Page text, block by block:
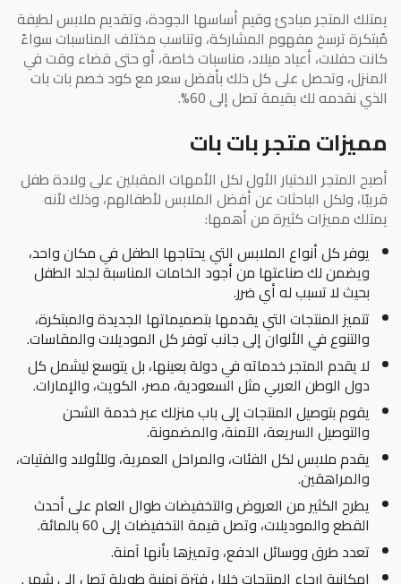
يمتلك المتجر مبادئ وقيم أساسها الجودة، وتقديم ملابس لطيفة
مُبتكرة ترسخ مفهوم المشاركة، وتناسب مختلف المناسبات سواءً
كانت حفلات، أعياد ميلاد، مناسبات خاصة، أو حتى قضاء وقت في
المنزل، وتحصل على كل ذلك بأفضل سعر مع كود خصم بات بات
الذي نقدمه لك بقيمة تصل إلى 60%.
مميزات متجر بات بات
أصبح المتجر الاختيار الأول لكل الأمهات المقبلين على ولادة طفل
قريبًا، ولكل الباحثات عن أفضل الملابس لأطفالهم، وذلك لأنه
يمتلك مميزات كثيرة من أهمها:
يوفر كل أنواع الملابس التي يحتاجها الطفل في مكان واحد،
ويضمن لك صناعتها من أجود الخامات المناسبة لجلد الطفل
بحيث لا تسبب له أي ضرر.
تتميز المنتجات التي يقدمها بتصميماتها الجديدة والمبتكرة،
والتنوع في الألوان إلى جانب توفر كل الموديلات والمقاسات.
لا يقدم المتجر خدماته في دولة بعينها، بل يتوسع ليشمل كل
دول الوطن العربي مثل السعودية، مصر، الكويت، والإمارات.
يقوم بتوصيل المنتجات إلى باب منزلك عبر خدمة الشحن
والتوصيل السريعة، الآمنة، والمضمونة.
يقدم ملابس لكل الفئات، والمراحل العمرية، وللأولاد والفتيات،
والمراهقين.
يطرح الكثير من العروض والتخفيضات طوال العام على أحدث
القطع والموديلات، وتصل قيمة التخفيضات إلى 60 بالمائة.
تعدد طرق ووسائل الدفع، وتميزها بأنها آمنة.
إمكانية إرجاع المنتجات خلال فترة زمنية طويلة تصل إلى شهر .